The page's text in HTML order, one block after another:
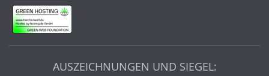
AUSZEICHNUNGEN UND SIEGEL: